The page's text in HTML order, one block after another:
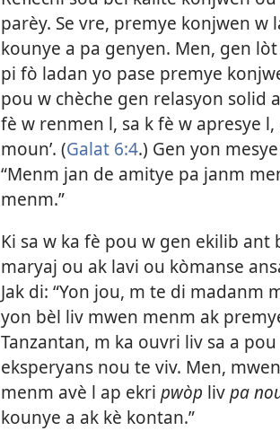
parèy. Se vre, premye konjwen
kounye a pa genyen. Men, gen
pi fò ladan yo pase premye
pou w chèche gen relasyon solid
fè w renmen l, sa k fè w apresye
moun’. (Galat 6:4.) Gen yon
“Menm jan de amitye pa janm
menm.”
Ki sa w ka fè pou w gen ekilib
maryaj ou ak lavi ou kòmanse
Jak di: “Yon jou, m te di
yon bèl liv mwen menm ak
Tanzantan, m ka ouvri liv sa a
eksperyans nou te viv. Men,
menm avè l ap ekri pwòp livpa
kounye a ak kè kontan.”